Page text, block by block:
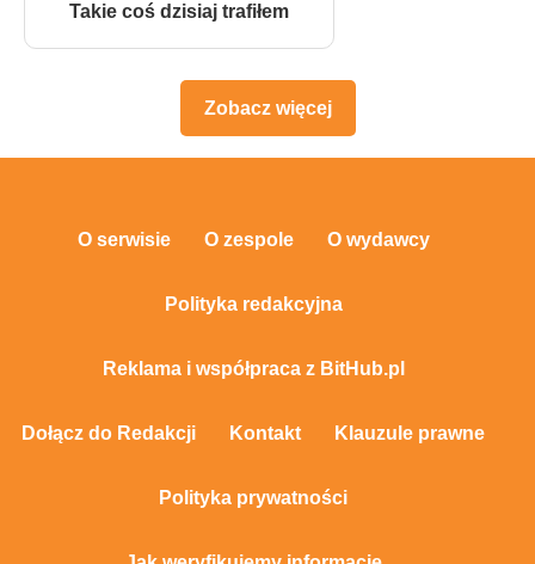
Takie coś dzisiaj trafiłem
Zobacz więcej
O serwisie O zespole O wydawcy
Polityka redakcyjna
Reklama i współpraca z BitHub.pl
Dołącz do Redakcji Kontakt Klauzule prawne
Polityka prywatności